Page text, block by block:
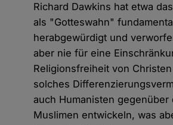
Richard Dawkins hat etwa
als "Gotteswahn"
herabgewürdigt und
aber nie für eine
Religionsfreiheit von
solches
auch Humanisten gegenüber
Muslimen entwickeln, was